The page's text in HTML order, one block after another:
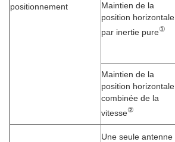
positionnement
Maintien de la
position horizontale
par inertie pure①
Maintien de la
position horizontale
combinée de la
vitesse②
Une seule antenne